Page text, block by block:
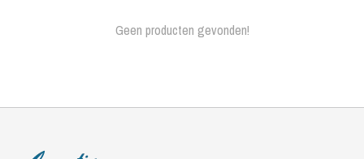
Geen producten gevonden!